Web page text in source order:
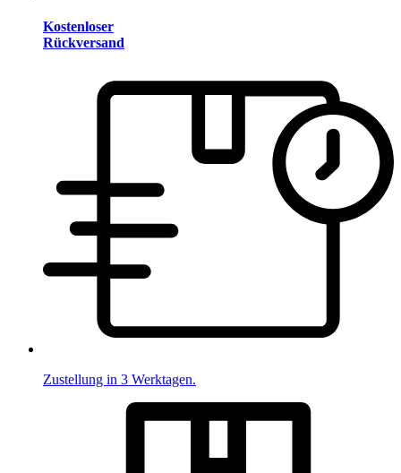
Kostenloser
Rückversand
Zustellung in 3 Werktagen.